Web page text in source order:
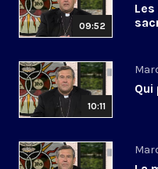
09:52
10:11